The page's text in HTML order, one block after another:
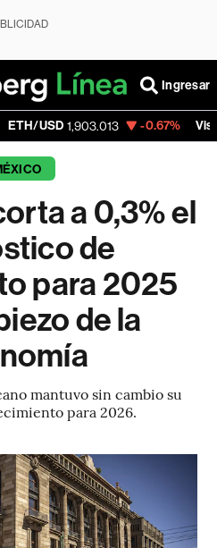
Ingresar
1,903.013 -0.67% Visa 368.54
a 0,3% el
de
para 2025
de la
mantuvo sin cambio su
para 2026.